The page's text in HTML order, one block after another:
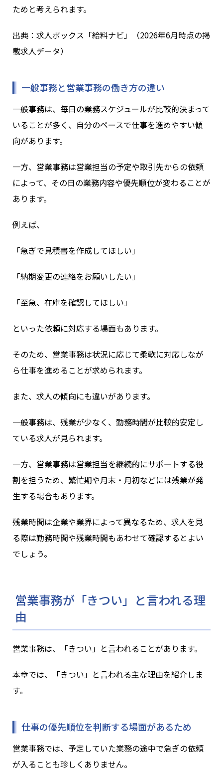
ためと考えられます。
出典：求人ボックス「給料ナビ」（2026年6月時点の掲
載求人データ）
一般事務と営業事務の働き方の違い
一般事務は、毎日の業務スケジュールが比較的決まって
いることが多く、自分のペースで仕事を進めやすい傾
向があります。
一方、営業事務は営業担当の予定や取引先からの依頼
によって、その日の業務内容や優先順位が変わることが
あります。
例えば、
「急ぎで見積書を作成してほしい」
「納期変更の連絡をお願いしたい」
「至急、在庫を確認してほしい」
といった依頼に対応する場面もあります。
そのため、営業事務は状況に応じて柔軟に対応しなが
ら仕事を進めることが求められます。
また、求人の傾向にも違いがあります。
一般事務は、残業が少なく、勤務時間が比較的安定し
ている求人が見られます。
一方、営業事務は営業担当を継続的にサポートする役
割を担うため、繁忙期や月末・月初などには残業が発
生する場合もあります。
残業時間は企業や業界によって異なるため、求人を見
る際は勤務時間や残業時間もあわせて確認するとよい
でしょう。
営業事務が「きつい」と言われる理
由
営業事務は、「きつい」と言われることがあります。
本章では、「きつい」と言われる主な理由を紹介しま
す。
仕事の優先順位を判断する場面があるため
営業事務では、予定していた業務の途中で急ぎの依頼
が入ることも珍しくありません。